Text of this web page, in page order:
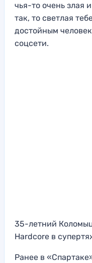
чья-то очень злая
так, то светлая
достойным
соцсети.
35-летний
Hardcore в
Ранее в